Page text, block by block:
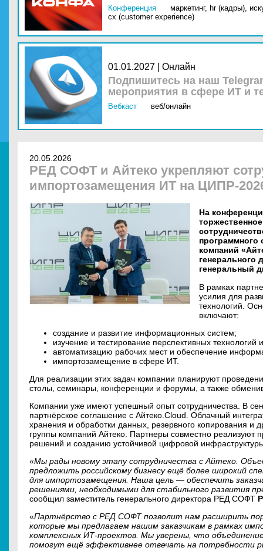
Конференция маркетинг, hr (кадры),
cx (customer experience)
01.01.2027 | Онлайн
Подпишитесь на наш
мероприятия в сфере ИТ и
Вебкаст веб/онлайн
20.05.2026
РЕД СОФТ и Айтеко укрепляют
импортозамещения ИТ на ЦИПР-
На
программного
компаний
генерального
генеральный
В рамках
усилия для
технологий.
включают:
создание и развитие информационных систем;
изучение и тестирование перспективных технологий
автоматизацию рабочих мест и обеспечение
импортозамещение в сфере ИТ.
Для реализации этих задач компании планируют
столы, семинары, конференции и форумы, а также
Компании уже имеют успешный опыт сотрудничества. В
партнёрское соглашение с Айтеко.Cloud. Облачный
хранения и обработки данных, резервного копирования и
группы компаний Айтеко. Партнеры совместно реализуют
решений и созданию устойчивой цифровой
«Мы рады новому этапу сотрудничества с Айтеко.
предложить российскому бизнесу ещё более широкий
для импортозамещения. Наша цель — обеспечить
решениями, необходимыми для стабильного развития
сообщил заместитель генерального директора РЕД СОФТ
«Партнёрство с РЕД СОФТ позволит нам расширить
которые мы предлагаем нашим заказчикам в рамках
комплексных ИТ-проектов. Мы уверены, что
помогут ещё эффективнее отвечать на потребности